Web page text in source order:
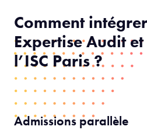
Comment
Expertise Audit
l’ISC Paris ?
Admissions parallèle